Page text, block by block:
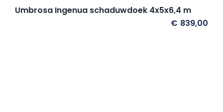
Umbrosa Ingenua schaduwdoek 4x5x6,4 m
€ 839,00